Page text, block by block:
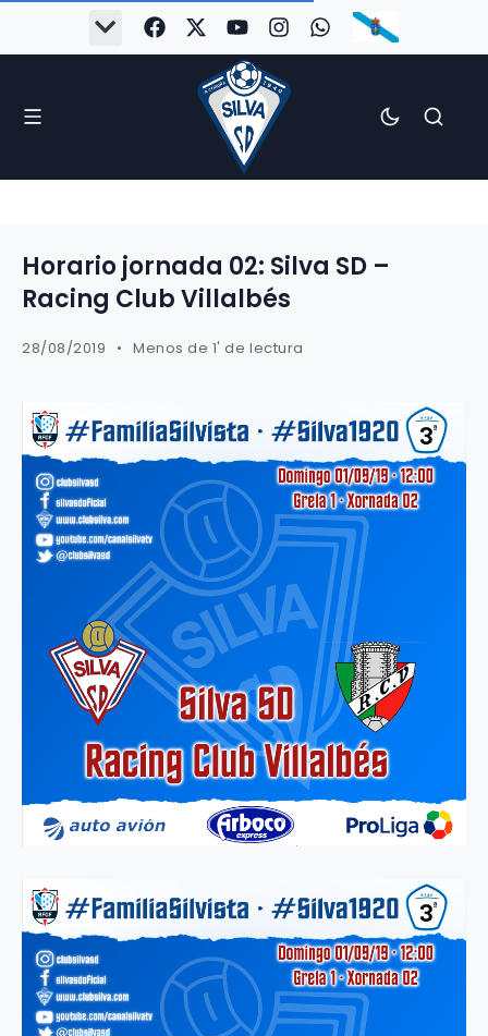
Horario jornada 02: Silva SD –
Racing Club Villalbés
28/08/2019 Menos de 1' de lectura